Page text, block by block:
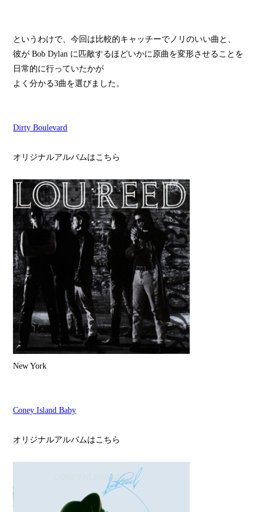
というわけで、今回は比較的キャッチーでノリのいい曲と、
彼が Bob Dylan に匹敵するほどいかに原曲を変形させることを
日常的に行っていたかが
よく分かる3曲を選びました。
Dirty Boulevard
オリジナルアルバムはこちら
New York
Coney Island Baby
オリジナルアルバムはこちら